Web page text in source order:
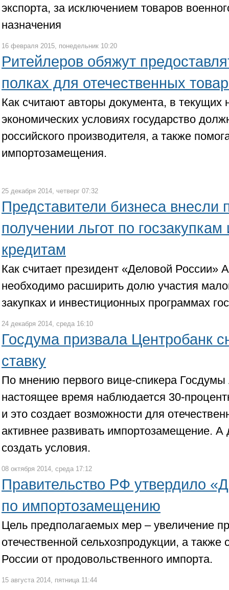
экспорта, за исключением товаров
назначения
16 февраля 2015, понедельник 10:20
Ритейлеров обяжут
полках для отечественных
Как считают авторы документа, в текущих
экономических условиях государство
российского производителя, а также
импортозамещения.
25 декабря 2014, четверг 07:32
Представители бизнеса внесли
получении льгот по
кредитам
Как считает президент «Деловой России»
необходимо расширить долю участия
закупках и инвестиционных программах
24 декабря 2014, среда 16:10
Госдума призвала Центробанк
ставку
По мнению первого вице-спикера
настоящее время наблюдается 30-
и это создает возможности для
активнее развивать импортозамещение. А
создать условия.
08 октября 2014, среда 17:12
Правительство РФ утвердило
по импортозамещению
Цель предполагаемых мер – увеличение
отечественной сельхозпродукции, а также
России от продовольственного импорта.
15 августа 2014, пятница 11:44